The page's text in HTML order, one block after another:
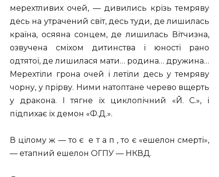
мерехтливих очей, — дивились крізь темряву
десь на утрачений світ, десь туди, де лишилась
країна, осяяна сонцем, де лишилась Вітчизна,
озвучена сміхом дитинства і юності рано
одтятої, де лишилася мати… родина… дружина…
Мерехтіли грона очей і летіли десь у темряву
чорну, у прірву. Ними натоптане черево вщерть
у дракона. І тягне їх циклопічний «Й. С.», і
підпихає їх демон «Ф.Д.».
В цілому ж — то є е т а п , то є «ешелон смерті»,
— етапний ешелон ОГПУ — НКВД.